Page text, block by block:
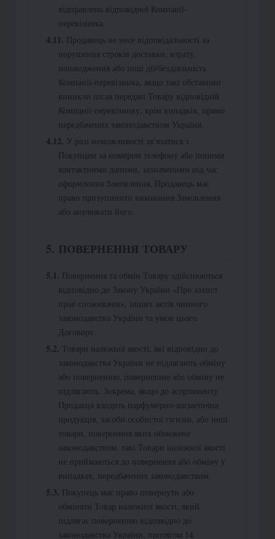
відправлень відповідної Компанії-
перевізника.
Продавець не несе відповідальності за
порушення строків доставки, втрату,
пошкодження або інші дії/бездіяльність
Компанії-перевізника, якщо такі обставини
виникли після передачі Товару відповідній
Компанії-перевізнику, крім випадків, прямо
передбачених законодавством України.
У разі неможливості зв'язатися з
Покупцем за номером телефону або іншими
контактними даними, зазначеними під час
оформлення Замовлення, Продавець має
право призупинити виконання Замовлення
або анулювати його.
5. ПОВЕРНЕННЯ ТОВАРУ
Повернення та обмін Товару здійснюються
відповідно до Закону України «Про захист
прав споживачів», інших актів чинного
законодавства України та умов цього
Договору.
Товари належної якості, які відповідно до
законодавства України не підлягають обміну
або поверненню, поверненню або обміну не
підлягають. Зокрема, якщо до асортименту
Продавця входить парфумерно-косметична
продукція, засоби особистої гігієни, або інші
товари, повернення яких обмежене
законодавством, такі Товари належної якості
не приймаються до повернення або обміну у
випадках, передбачених законодавством.
Покупець має право повернути або
обміняти Товар належної якості, який
підлягає поверненню відповідно до
законодавства України, протягом 14